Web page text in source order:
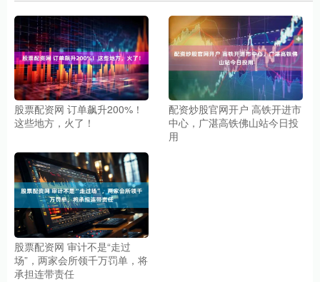
股票配资网 订单飙升200%！
这些地方，火了！
配资炒股官网开户 高铁开进市
中心，广湛高铁佛山站今日投
用
股票配资网 审计不是“走过
场”，两家会所领千万罚单，将
承担连带责任